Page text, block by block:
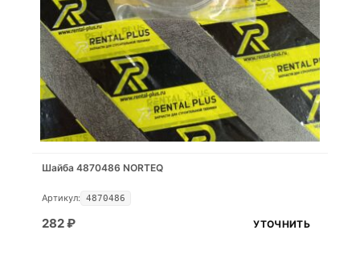
Шайба 4870486 NORTEQ
Артикул: 4870486
282₽ УТОЧНИТЬ